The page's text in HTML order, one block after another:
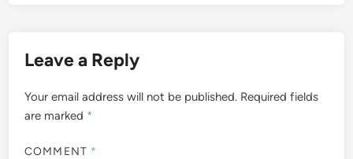
Leave a Reply
Your email address will not be published. Required fields
are marked *
COMMENT *